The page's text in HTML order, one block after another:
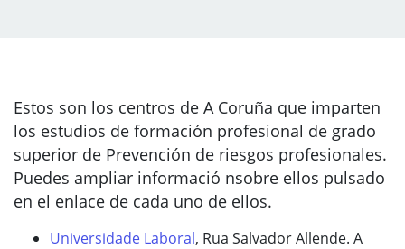
Estos son los centros de A Coruña que imparten
los estudios de formación profesional de grado
superior de Prevención de riesgos profesionales.
Puedes ampliar informació nsobre ellos pulsado
en el enlace de cada uno de ellos.
Universidade Laboral, Rua Salvador Allende. A